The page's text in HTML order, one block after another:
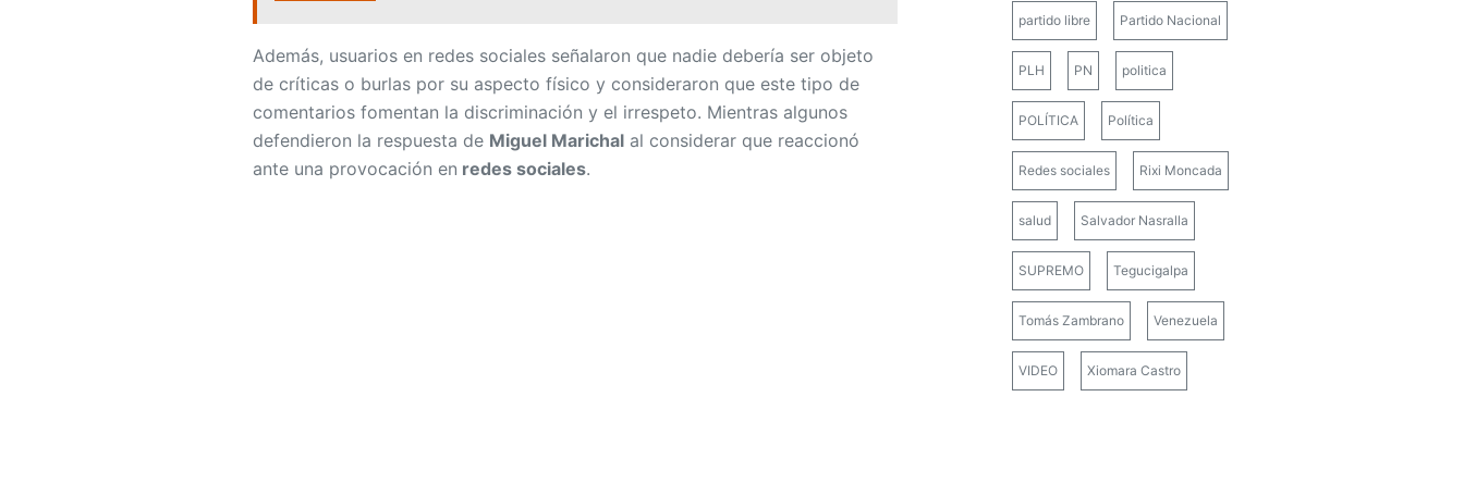
comentarios fomentan la discriminación y el irrespeto. Mientras algunos
defendieron la respuesta de
Miguel Marichal
al considerar que reaccionó
ante una provocación en
redes sociales
partido libre Partido Nacional
PLH PN politica
POLÍTICA Política
Redes sociales Rixi Moncada
salud Salvador Nasralla
SUPREMO Tegucigalpa
Tomás Zambrano Venezuela
VIDEO Xiomara Castro